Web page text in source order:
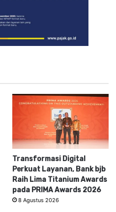
Transformasi Digital
Perkuat Layanan, Bank bjb
Raih Lima Titanium Awards
pada PRIMA Awards 2026
8 Agustus 2026